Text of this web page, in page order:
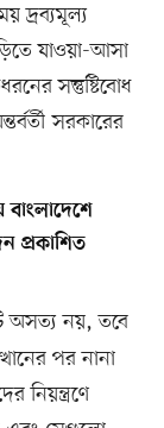
দ্রব্যমূল্য
যাওয়া-আসা
সন্তুষ্টিবোধ
সরকারের
বাংলাদেশে
প্রকাশিত
অসত্য নয়, তবে
পর নানা
নিয়ন্ত্রণে